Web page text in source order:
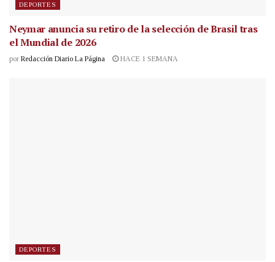
DEPORTES
Neymar anuncia su retiro de la selección de Brasil tras
el Mundial de 2026
por Redacción Diario La Página HACE 1 SEMANA
DEPORTES